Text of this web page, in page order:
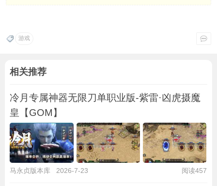
游戏
相关推荐
冷月专属神器无限刀单职业版-紫雷·凶虎摄魔
皇【GOM】
马永贞版本库 2026-7-23 阅读457